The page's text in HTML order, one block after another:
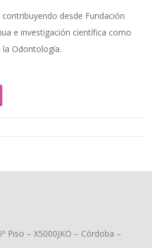
desde Fundación
e investigación científica como
Odontología.
Piso – X5000JKO – Córdoba –